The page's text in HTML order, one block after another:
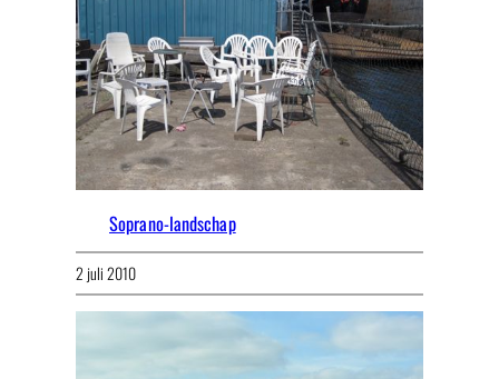
Soprano-landschap
2 juli 2010